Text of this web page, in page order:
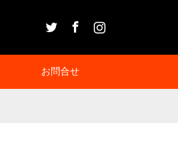
お問合せ